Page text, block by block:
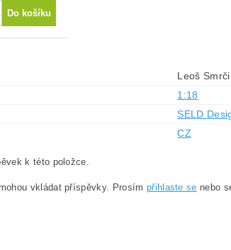
Leoš
1:18
SELD
CZ
k této položce.
vkládat příspěvky. Prosím přihlaste se nebo